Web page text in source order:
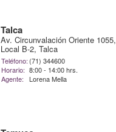
Talca
Av. Circunvalación Oriente 1055,
Local B-2, Talca
Teléfono: (71) 344600
Horario: 8:00 - 14:00 hrs.
Agente:
Lorena Mella